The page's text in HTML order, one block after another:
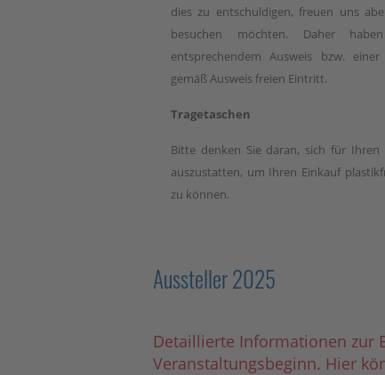
dies zu entschuldigen, freuen uns
besuchen möchten. Daher
entsprechendem Ausweis bzw.
gemäß Ausweis freien Eintritt.
Tragetaschen
Bitte denken Sie daran, sich für Ihren
auszustatten, um Ihren Einkauf
zu können.
Aussteller 2025
Detaillierte Informationen zur
Veranstaltungsbeginn. Hier